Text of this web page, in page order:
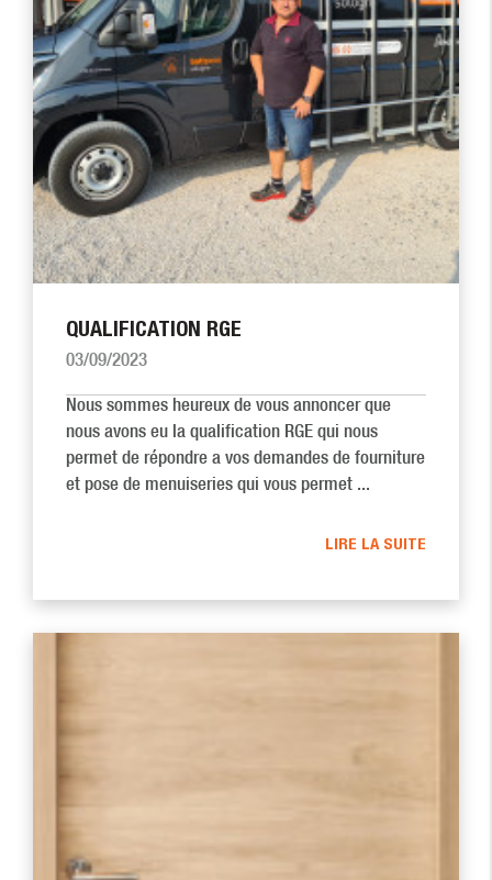
QUALIFICATION RGE
03/09/2023
Nous sommes heureux de vous annoncer que
nous avons eu la qualification RGE qui nous
permet de répondre a vos demandes de fourniture
et pose de menuiseries qui vous permet ...
LIRE LA SUITE